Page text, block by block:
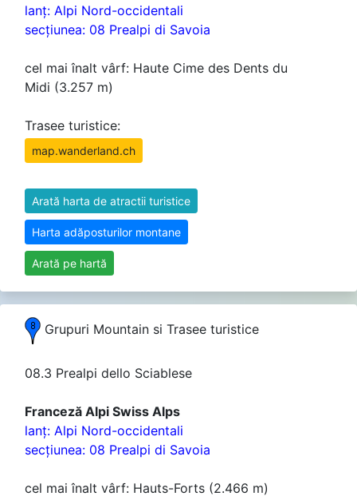
lanţ: Alpi Nord-occidentali
secţiunea: 08 Prealpi di Savoia
cel mai înalt vârf: Haute Cime des Dents du
Midi (3.257 m)
Trasee turistice:
map.wanderland.ch
Arată harta de atractii turistice
Harta adăposturilor montane
Arată pe hartă
Grupuri Mountain si Trasee turistice
08.3 Prealpi dello Sciablese
Franceză Alpi Swiss Alps
lanţ: Alpi Nord-occidentali
secţiunea: 08 Prealpi di Savoia
cel mai înalt vârf: Hauts-Forts (2.466 m)